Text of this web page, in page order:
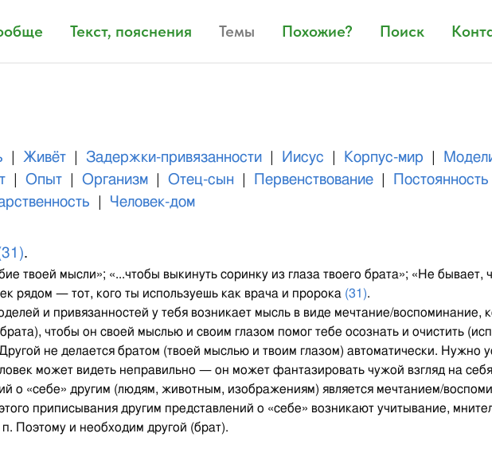
Текст, пояснения Темы Похожие? Поиск
Живёт Задержки-привязанности Иисус Корпус-мир
Опыт Организм Отец-сын Первенствование Постоянность
Человек-дом
.
твоей мысли»; «...чтобы выкинуть соринку из глаза твоего брата»; «Не бывает,
рядом — тот, кого ты используешь как врача и пророка (31).
и привязанностей у тебя возникает мысль в виде мечтание/
чтобы он своей мыслью и своим глазом помог тебе осознать и очистить
не делается братом (твоей мыслью и твоим глазом) автоматически. Нужно
может видеть неправильно — он может фантазировать чужой взгляд на
о «себе» другим (людям, животным, изображениям) является мечтанием/
приписывания другим представлений о «себе» возникают учитывание,
Поэтому и необходим другой (брат).